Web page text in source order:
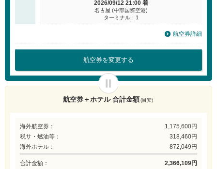
2026/09/12 21:00 着
名古屋 (中部国際空港)
ターミナル：1
航空券詳細
航空券を変更する
航空券＋ホテル 合計金額(目安)
海外航空券：
1,175,600円
税サ・燃油等：
318,460円
海外ホテル：
872,049円
合計金額： 2,366,109円